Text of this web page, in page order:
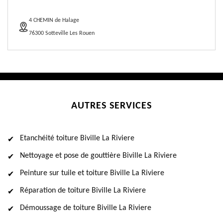
4 CHEMIN de Halage
76300 Sotteville Les Rouen
AUTRES SERVICES
Etanchéité toiture Biville La Riviere
Nettoyage et pose de gouttière Biville La Riviere
Peinture sur tuile et toiture Biville La Riviere
Réparation de toiture Biville La Riviere
Démoussage de toiture Biville La Riviere